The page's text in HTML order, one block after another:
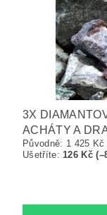
3X
ACHÁTY A
Původně: 1 425 Kč
Ušetříte: 126 Kč